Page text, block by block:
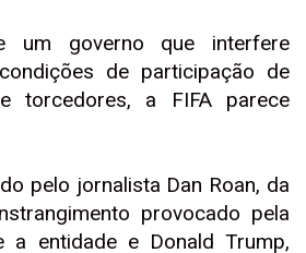
um governo que interfere
de participação de
torcedores, a FIFA parece
pelo jornalista Dan Roan, da
provocado pela
a entidade e Donald Trump,